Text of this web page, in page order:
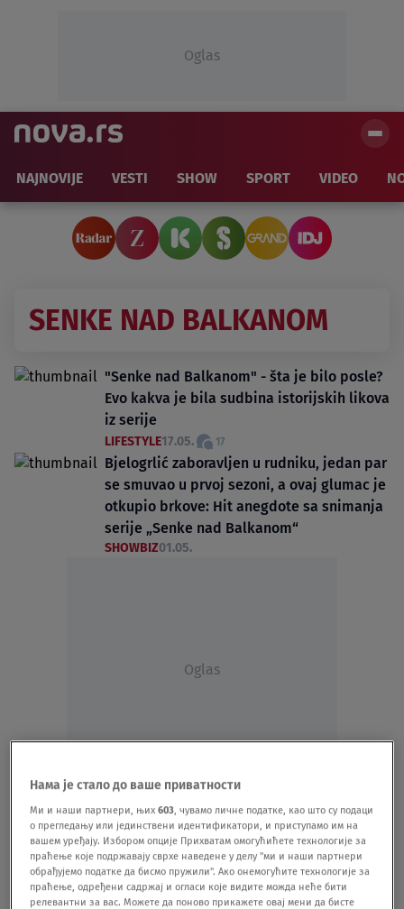
Oglas
NAJNOVIJE VESTI SHOW SPORT VIDEO
SENKE NAD BALKANOM
"Senke nad Balkanom" - šta je bilo posle?
Evo kakva je bila sudbina istorijskih likova
iz serije
LIFESTYLE17.05. 17
Bjelogrlić zaboravljen u rudniku, jedan par
se smuvao u prvoj sezoni, a ovaj glumac je
otkupio brkove: Hit anegdote sa snimanja
serije „Senke nad Balkanom“
SHOWBIZ01.05.
Oglas
"Radnja se podudara sa...": Milan Marić o
seriji "Senke nad Balkanom"
SHOWBIZ 30.04.
INTERVJU "U poslu i životu inspiriše me
hrabrost ljudi koji veruju u bolje društvo":
Milan Marić o seriji "Senke nad Balkanom
Нама је стало до ваше приватности
Ми и наши партнери, њих603, чувамо личне податке, као што су подаци
о прегледању или јединствени идентификатори, и приступамо им на
вашем уређају. Избором опције Прихватам омогућићете технологије за
праћење које подржавају сврхе наведене у делу "ми и наши партнери
обрађујемо податке да бисмо пружили". Ако онемогућите технологије за
праћење, одређени садржај и огласи које видите можда неће бити
релевантни за вас. Можете да поново прикажете овај мени да бисте